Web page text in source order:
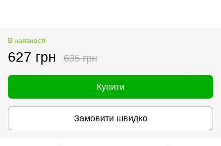
В наявності
627 грн 635 грн
Купити
Замовити швидко